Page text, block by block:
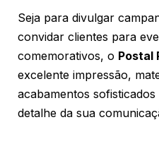
Seja para divulgar
convidar clientes para
comemorativos, o Postal
excelente impressão,
acabamentos
detalhe da sua